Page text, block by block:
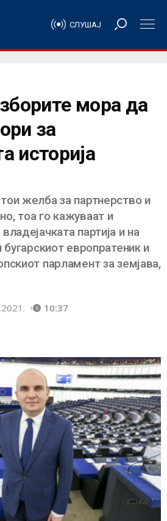
СЛУШАЈ
мора да
за
историја
желба за партнерство и
тоа го кажуваат и
партија и на
бугарскиот европратеник и
парламент за земјава,
10:37